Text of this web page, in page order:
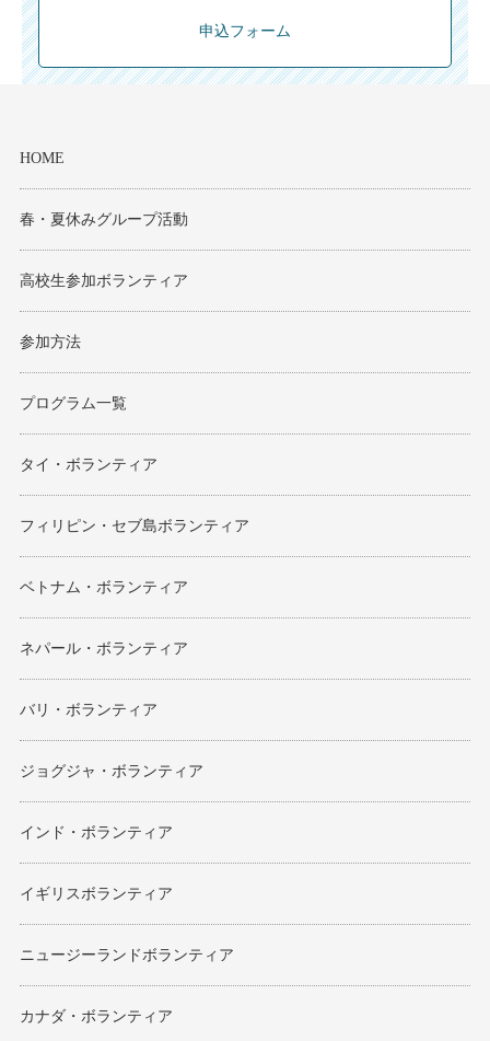
申込フォーム
HOME
春・夏休みグループ活動
高校生参加ボランティア
参加方法
プログラム一覧
タイ・ボランティア
フィリピン・セブ島ボランティア
ベトナム・ボランティア
ネパール・ボランティア
バリ・ボランティア
ジョグジャ・ボランティア
インド・ボランティア
イギリスボランティア
ニュージーランドボランティア
カナダ・ボランティア